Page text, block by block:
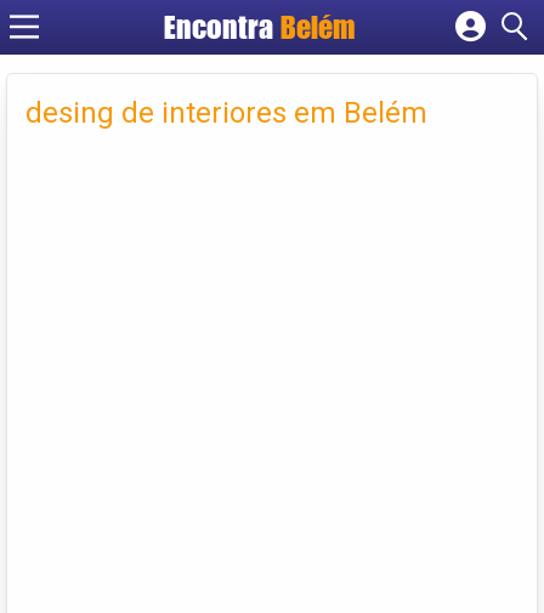
EncontraBelém
Cadastrar empresa
Criar conta
desing de interiores em Belém